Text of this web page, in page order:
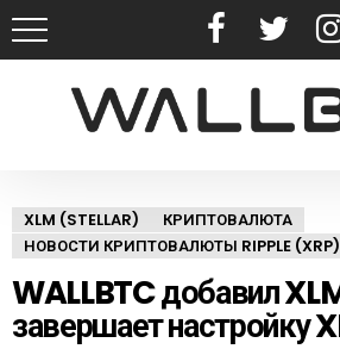
XLM (STELLAR)
КРИПТОВАЛЮТА
НОВОСТИ КРИПТОВАЛЮТЫ RIPPLE (XRP)
WALLBTC добавил
завершает настройку